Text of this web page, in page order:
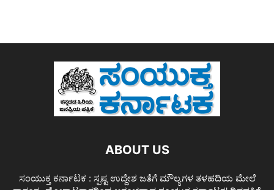
ABOUT US
ಸಂಯುಕ್ತ ಕರ್ನಾಟಕ : ಸ್ಪಷ್ಟ ಉದ್ದೇಶ ಜತೆಗೆ ಮೌಲ್ಯಗಳ ತಳಹದಿಯ ಮೇಲೆ